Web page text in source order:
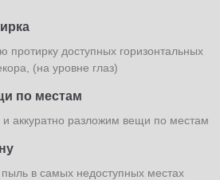
доступных горизонтальных
(на уровне глаз)
по местам
и аккуратно разложим вещи по местам
в самых недоступных местах
фартук
поверхность кухонной плиты и
столешницу
технику
внешнюю поверхность бытовой
ванну или душевой бокс,
блеска, протрем бра
краны и